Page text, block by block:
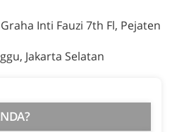
Inti Fauzi 7th Fl, Pejaten
Jakarta Selatan